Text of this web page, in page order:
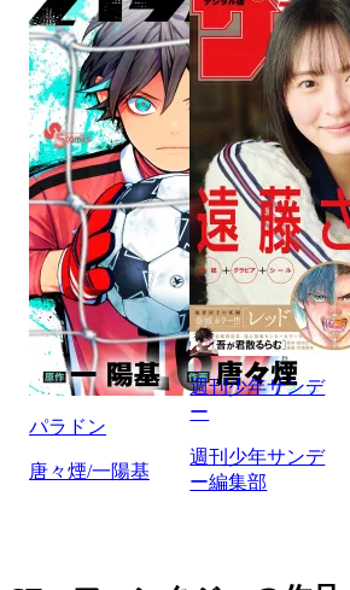
パラドン
唐々煙/一陽基
週刊少年サンデ
ー
週刊少年サンデ
ー編集部